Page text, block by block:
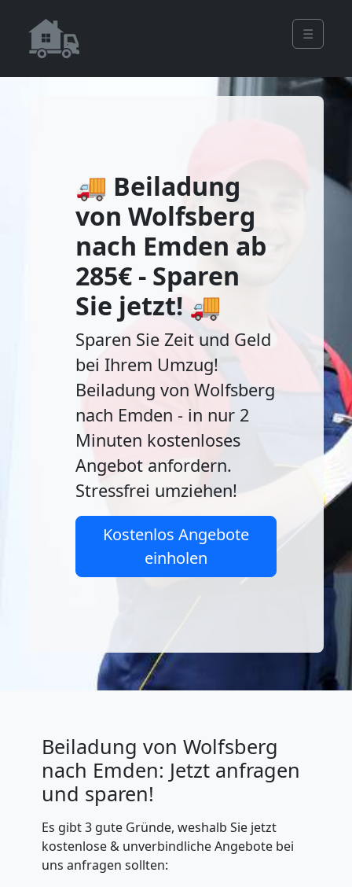
☰
🚚 Beiladung
von Wolfsberg
nach Emden ab
285€ - Sparen
Sie jetzt! 🚚
Sparen Sie Zeit und Geld
bei Ihrem Umzug!
Beiladung von Wolfsberg
nach Emden - in nur 2
Minuten kostenloses
Angebot anfordern.
Stressfrei umziehen!
Kostenlos Angebote
einholen
Beiladung von Wolfsberg
nach Emden: Jetzt anfragen
und sparen!
Es gibt 3 gute Gründe, weshalb Sie jetzt
kostenlose & unverbindliche Angebote bei
uns anfragen sollten: